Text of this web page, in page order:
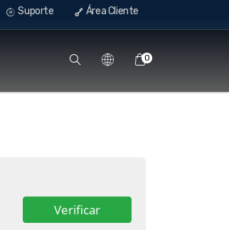
Suporte Área Cliente
0
Verificar